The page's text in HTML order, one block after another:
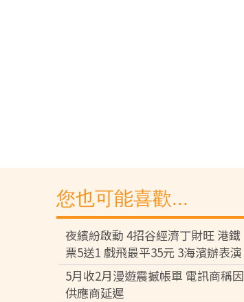
您也可能喜歡...
夜繽紛啟動 4招谷經濟丁財旺 港鐵
票5送1 戲飛最平35元 3海濱辦表演
5月收2月漫遊震撼帳單 電訊商稱因
供應商延遲